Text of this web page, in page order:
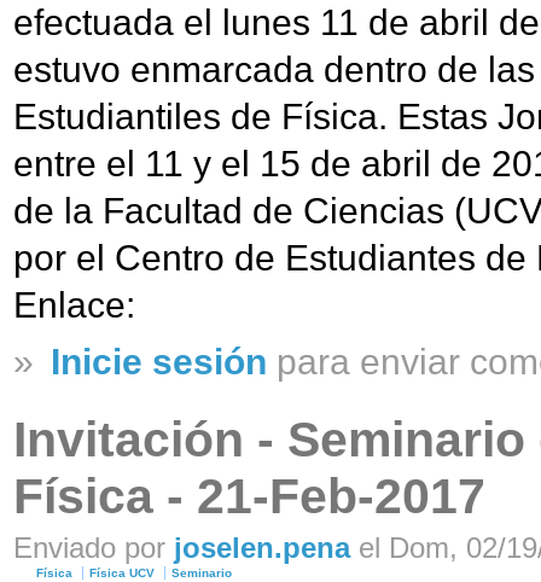
efectuada el lunes 11 de abril
estuvo enmarcada dentro de
Estudiantiles de Física. Estas
entre el 11 y el 15 de abril de
de la Facultad de Ciencias
por el Centro de Estudiantes de
Enlace:
» Inicie sesión para enviar
Invitación - Seminario
Física - 21-Feb-2017
Enviado por joselen.penael Dom, 02/
Física Física UCV Seminario